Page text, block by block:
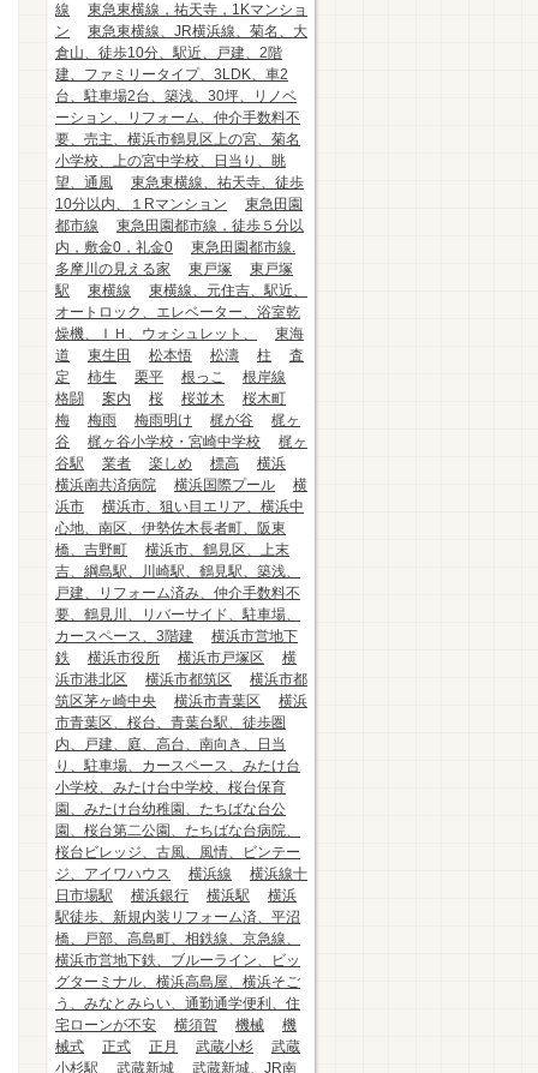
線
東急東横線，祐天寺，1Kマンショ
ン
東急東横線、JR横浜線、菊名、大
倉山、徒歩10分、駅近、戸建、2階
建、ファミリータイプ、3LDK、車2
台、駐車場2台、築浅、30坪、リノベ
ーション、リフォーム、仲介手数料不
要、売主、横浜市鶴見区上の宮、菊名
小学校、上の宮中学校、日当り、眺
望、通風
東急東横線、祐天寺、徒歩
10分以内、１Rマンション
東急田園
都市線
東急田園都市線，徒歩５分以
内，敷金0，礼金0
東急田園都市線.
多摩川の見える家
東戸塚
東戸塚
駅
東横線
東横線、元住吉、駅近、
オートロック、エレベーター、浴室乾
燥機、ＩＨ、ウォシュレット、
東海
道
東生田 松本悟 松濤 柱
査
定
柿生 栗平 根っこ
根岸線
格闘
案内 桜 桜並木
桜木町
梅
梅雨 梅雨明け 梶が谷
梶ヶ
谷
梶ヶ谷小学校・宮崎中学校
梶ヶ
谷駅
業者 楽しめ 標高
横浜
横浜南共済病院
横浜国際プール
横
浜市
横浜市、狙い目エリア、横浜中
心地、南区、伊勢佐木長者町、阪東
橋、吉野町
横浜市、鶴見区、上末
吉、綱島駅、川崎駅、鶴見駅、築浅、
戸建、リフォーム済み、仲介手数料不
要、鶴見川、リバーサイド、駐車場、
カースペース、3階建
横浜市営地下
鉄
横浜市役所 横浜市戸塚区
横
浜市港北区
横浜市都筑区
横浜市都
筑区茅ヶ崎中央
横浜市青葉区
横浜
市青葉区、桜台、青葉台駅、徒歩圏
内、戸建、庭、高台、南向き、日当
り、駐車場、カースペース、みたけ台
小学校、みたけ台中学校、桜台保育
園、みたけ台幼稚園、たちばな台公
園、桜台第二公園、たちばな台病院、
桜台ビレッジ、古風、風情、ビンテー
ジ、アイワハウス
横浜線
横浜線十
日市場駅
横浜銀行 横浜駅
横浜
駅徒歩、新規内装リフォーム済、平沼
橋、戸部、高島町、相鉄線、京急線、
横浜市営地下鉄、ブルーライン、ビッ
グターミナル、横浜高島屋、横浜そご
う、みなとみらい、通勤通学便利、住
宅ローンが不安
横須賀 機械
機
械式
正式 正月 武蔵小杉
武蔵
小杉駅
武蔵新城
武蔵新城、JR南